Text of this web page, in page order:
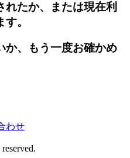
れたか、または現在利
。
か、もう一度お確かめ
わせ